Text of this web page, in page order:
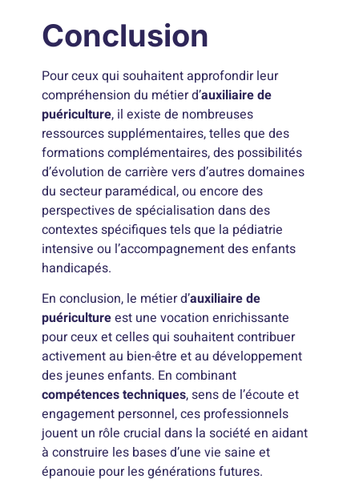
Conclusion
Pour ceux qui souhaitent approfondir leur
compréhension du métier d’auxiliaire de
puériculture, il existe de nombreuses
ressources supplémentaires, telles que des
formations complémentaires, des possibilités
d’évolution de carrière vers d’autres domaines
du secteur paramédical, ou encore des
perspectives de spécialisation dans des
contextes spécifiques tels que la pédiatrie
intensive ou l’accompagnement des enfants
handicapés.
En conclusion, le métier d’auxiliaire de
puéricultureest une vocation enrichissante
pour ceux et celles qui souhaitent contribuer
activement au bien-être et au développement
des jeunes enfants. En combinant
compétences techniques, sens de l’écoute et
engagement personnel, ces professionnels
jouent un rôle crucial dans la société en aidant
à construire les bases d’une vie saine et
épanouie pour les générations futures.